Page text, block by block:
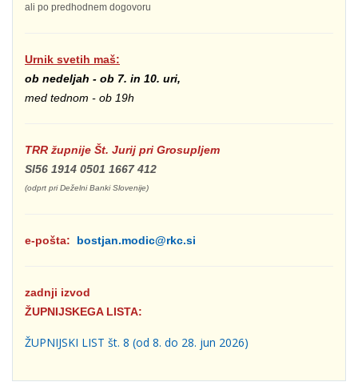
ali po predhodnem dogovoru
Urnik svetih maš:
ob nedeljah - ob 7. in 10. uri,
med tednom - ob 19h
TRR župnije Št. Jurij pri Grosupljem
SI56 1914 0501 1667 412
(odprt pri Deželni Banki Slovenije)
e-pošta: bostjan.modic@rkc.si
zadnji izvod
ŽUPNIJSKEGA LISTA:
ŽUPNIJSKI LIST št. 8 (od 8. do 28. jun 2026)